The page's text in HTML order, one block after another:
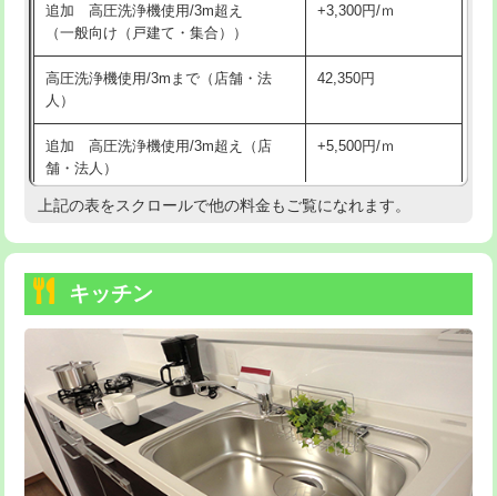
交換・取付（その他部品） 11,000円+材料費
持込商品取付（単水栓） 13,200円
持込商品取付（混合水栓）
持込商品取付（浄水器・分岐水栓） 16,500円
持込商品取付（温水洗浄便座） 22,000円
持込商品取付（普通便座⇔温水洗浄便
22,000円
給水管工事※（ホール加工)
給水管工事※（バンド止め) 3,300円
給水管工事※（支持金具設置) 5,500円
給水管工事※（保温材使用（バンド止
め込み）)
5,500円
追加 高圧洗浄機使用/3m超え
（一般向け（戸建て・集合））
+3,300円/ｍ
高圧洗浄機使用/3mまで（店舗・法
人）
42,350円
追加 高圧洗浄機使用/3m超え（店
舗・法人）
+5,500円/ｍ
高度高圧洗浄換 現地調査
トーラー機使用/3mまで
追加トーラー機使用/3m超え +3,300円
カメラ調査 33,000円
桝清掃 8,800円
止水・漏水調査・防水処理・清掃・修
11,000円
上記の表をスクロールで他の料金もご覧になれます。
キッチン